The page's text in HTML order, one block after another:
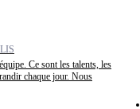
Ce sont les talents, les
chaque jour. Nous